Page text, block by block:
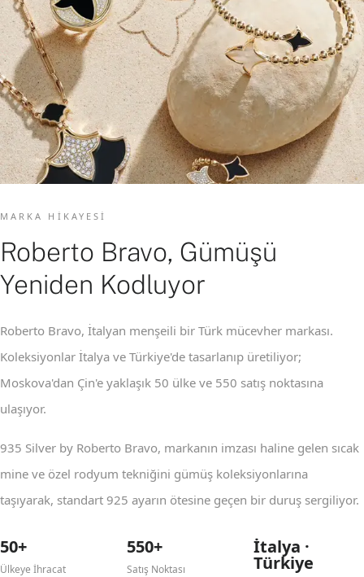
MARKA HIKAYESI
Roberto Bravo, Gümüşü
Yeniden Kodluyor
Roberto Bravo, İtalyan menşeili bir Türk mücevher markası.
Koleksiyonlar İtalya ve Türkiye'de tasarlanıp üretiliyor;
Moskova'dan Çin'e yaklaşık 50 ülke ve 550 satış noktasına
ulaşıyor.
935 Silver by Roberto Bravo, markanın imzası haline gelen sıcak
mine ve özel rodyum tekniğini gümüş koleksiyonlarına
taşıyarak, standart 925 ayarın ötesine geçen bir duruş sergiliyor.
50+
Ülkeye İhracat
550+
Satış Noktası
İtalya ·
Türkiye